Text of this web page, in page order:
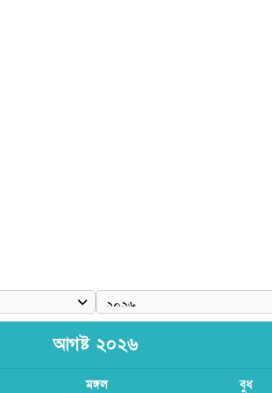
আগষ্ট ২০২৬
মঙ্গল বুধ